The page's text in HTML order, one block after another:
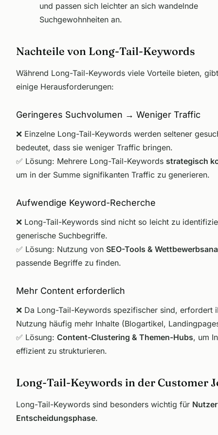
und passen sich leichter an sich wandelnde
Suchgewohnheiten an.
Nachteile von Long-Tail-Keywords
Während Long-Tail-Keywords viele Vorteile bieten,
einige Herausforderungen:
Geringeres Suchvolumen → Weniger Traffic
❌ Einzelne Long-Tail-Keywords werden seltener
bedeutet, dass sie weniger Traffic bringen.
✅ Lösung: Mehrere Long-Tail-Keywords strategisch
um in der Summe signifikanten Traffic zu generieren.
Aufwendige Keyword-Recherche
❌ Long-Tail-Keywords sind nicht so leicht zu
generische Suchbegriffe.
✅ Lösung: Nutzung von SEO-Tools &
passende Begriffe zu finden.
Mehr Content erforderlich
❌ Da Long-Tail-Keywords spezifischer sind, erfordert
Nutzung häufig mehr Inhalte (Blogartikel,
✅ Lösung: Content-Clustering & Themen-Hubs, um
effizient zu strukturieren.
Long-Tail-Keywords in der Customer
Long-Tail-Keywords sind besonders wichtig für
Entscheidungsphase.